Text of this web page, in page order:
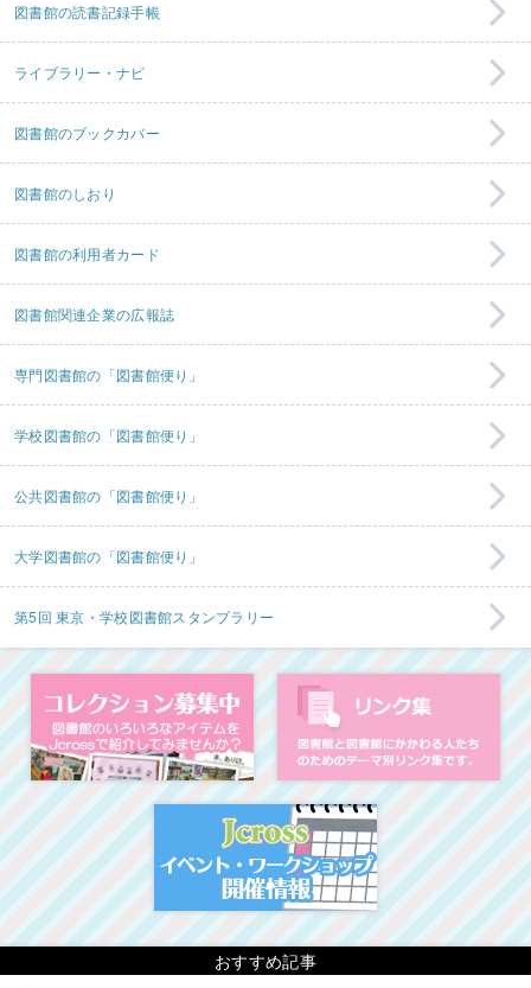
図書館の読書記録手帳
ライブラリー・ナビ
図書館のブックカバー
図書館のしおり
図書館の利用者カード
図書館関連企業の広報誌
専門図書館の「図書館便り」
学校図書館の「図書館便り」
公共図書館の「図書館便り」
大学図書館の「図書館便り」
第5回 東京・学校図書館スタンプラリー
コレクション募集中 図
イベント・ワーク
おすすめ記事